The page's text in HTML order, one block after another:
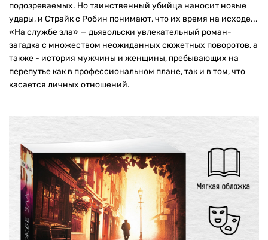
подозреваемых. Но таинственный убийца наносит новые
удары, и Страйк с Робин понимают, что их время на исходе...
«На службе зла» — дьявольски увлекательный роман-
загадка с множеством неожиданных сюжетных поворотов, а
также - история мужчины и женщины, пребывающих на
перепутье как в профессиональном плане, так и в том, что
касается личных отношений.